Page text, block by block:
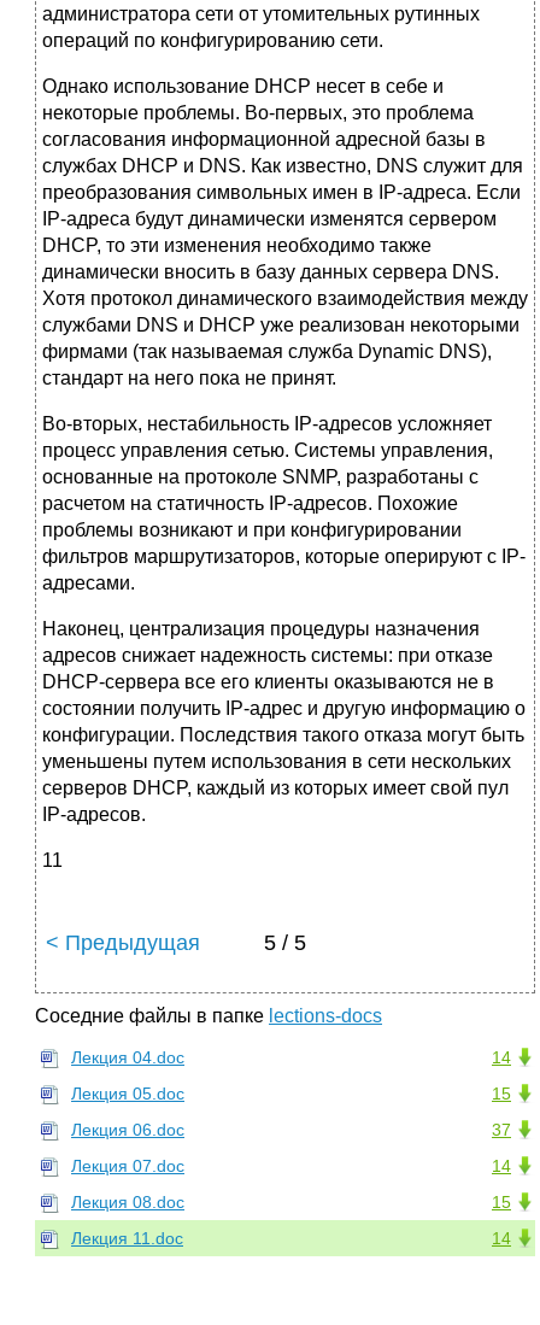
администратора сети от утомительных рутинных
операций по конфигурированию сети.
Однако использование DHCP несет в себе и
некоторые проблемы. Во-первых, это проблема
согласования информационной адресной базы в
службах DHCP и DNS. Как известно, DNS служит для
преобразования символьных имен в IP-адреса. Если
IP-адреса будут динамически изменятся сервером
DHCP, то эти изменения необходимо также
динамически вносить в базу данных сервера DNS.
Хотя протокол динамического взаимодействия между
службами DNS и DHCP уже реализован некоторыми
фирмами (так называемая служба Dynamic DNS),
стандарт на него пока не принят.
Во-вторых, нестабильность IP-адресов усложняет
процесс управления сетью. Системы управления,
основанные на протоколе SNMP, разработаны с
расчетом на статичность IP-адресов. Похожие
проблемы возникают и при конфигурировании
фильтров маршрутизаторов, которые оперируют с IP-
адресами.
Наконец, централизация процедуры назначения
адресов снижает надежность системы: при отказе
DHCP-сервера все его клиенты оказываются не в
состоянии получить IP-адрес и другую информацию о
конфигурации. Последствия такого отказа могут быть
уменьшены путем использования в сети нескольких
серверов DHCP, каждый из которых имеет свой пул
IP-адресов.
11
< Предыдущая 5 / 5
Соседние файлы в папке lections-docs
14
Лекция 04.doc
15
Лекция 05.doc
37
Лекция 06.doc
14
Лекция 07.doc
15
Лекция 08.doc
14
Лекция 11.doc